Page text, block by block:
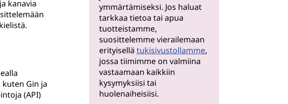
kanavia
Gin ja
(API)
ymmärtämiseksi. Jos haluat
tarkkaa tietoa tai apua
tuotteistamme,
suosittelemme vierailemaan
erityisellä tukisivustollamme,
jossa tiimimme on valmiina
vastaamaan kaikkiin
kysymyksiisi tai
huolenaiheisiisi.